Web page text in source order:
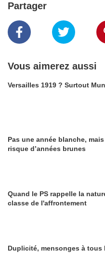
Partager
Vous aimerez aussi
Versailles 1919 ? Surtout
Pas une année blanche,
risque d’années brunes
Quand le PS rappelle la
classe de l'affrontement
Duplicité, mensonges à tous